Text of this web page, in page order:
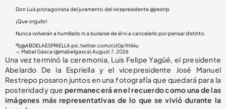
Don Luis protagonista del juramento del vicepresidente@jrestrp
¡Que orgullo!
Nunca volverán a humillarlo ni a burlarse de él ni a cancelarlo por pensar distinto.
🐅@ABDELAESPRIELLA pic.twitter.com/cUGpYrI6ku
— Mabel Gasca (@mabelgasca)August 7, 2026
Una vez terminó la ceremonia, Luis Felipe Yagüé, el presidente
Abelardo De la Espriella y el vicepresidente José Manuel
Restrepo posaron juntos en una fotografía que quedará para la
posteridad y quepermanecerá en el recuerdo como una de las
imágenes más representativas de lo que se vivió durante la